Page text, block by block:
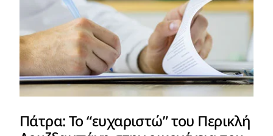
Πάτρα: Το “ευχαριστώ” του Περικλή